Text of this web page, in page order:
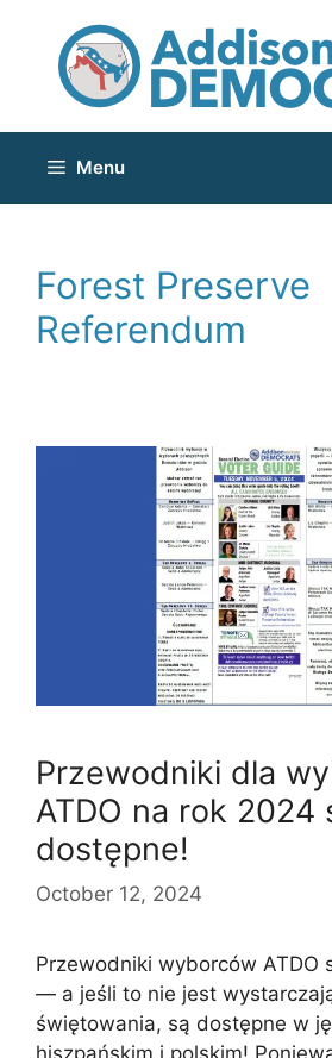
content
Menu
Forest Preserve
Referendum
Przewodniki dla
ATDO na rok 2024
dostępne!
October 12, 2024
Przewodniki wyborców ATDO
— a jeśli to nie jest
świętowania, są dostępne w
hiszpańskim i polskim!